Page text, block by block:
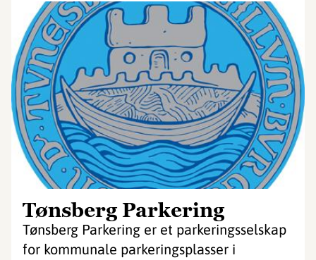
Tønsberg Parkering
Tønsberg Parkering er et parkeringsselskap
for kommunale parkeringsplasser i